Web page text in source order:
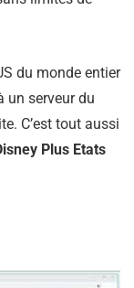
du monde entier
un serveur du
C’est tout aussi
Plus Etats